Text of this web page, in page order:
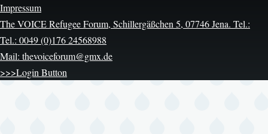
Impressum
The VOICE Refugee Forum, Schillergäßchen 5, 07746 Jena. Tel.:
Tel.: 0049 (0)176 24568988
Mail: thevoiceforum@gmx.de
>>>Login Button